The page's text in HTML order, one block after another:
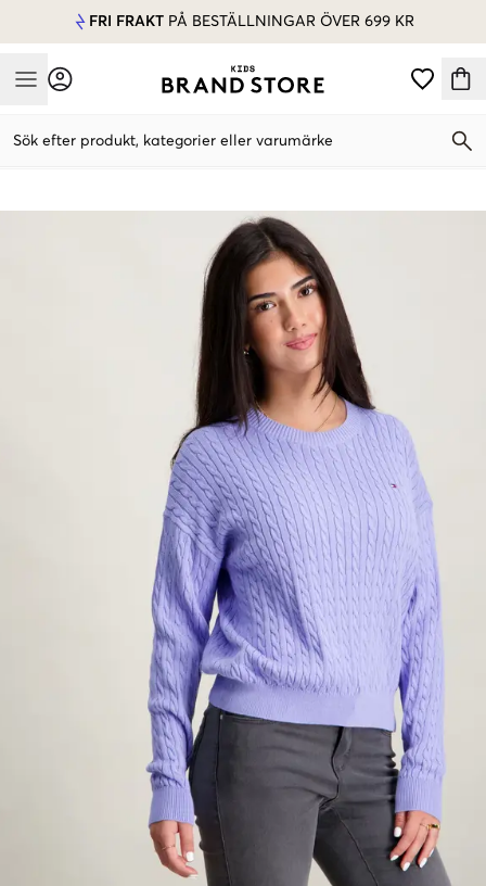
FRI FRAKT PÅ BESTÄLLNINGAR ÖVER 699 KR
Mobile Menu
Sök efter produkt, kategorier eller varumärke